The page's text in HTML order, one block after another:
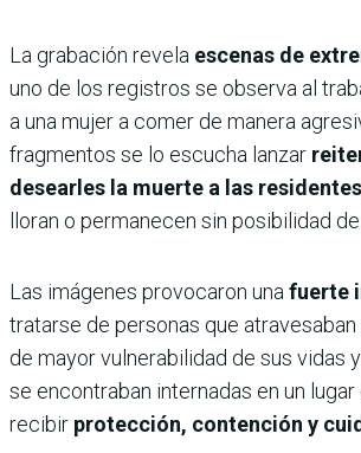
La grabación revela escenas de
uno de los registros se observa al
a una mujer a comer de manera
fragmentos se lo escucha lanzar
desearles la muerte a las residentes
lloran o permanecen sin posibilidad
Las imágenes provocaron unafuerte
tratarse de personas que atravesaban
de mayor vulnerabilidad de sus vidas
se encontraban internadas en un
recibir protección, contención y